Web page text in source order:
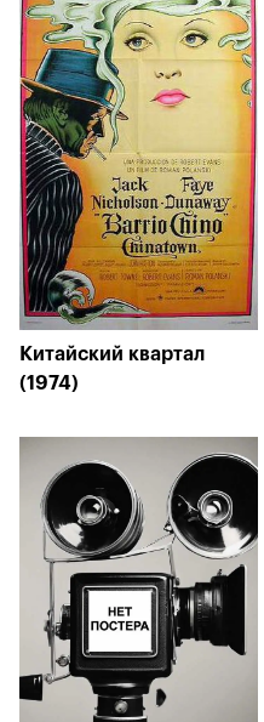
Китайский квартал
(1974)